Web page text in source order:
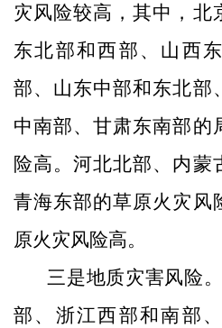
灾风险较高，其中，北
东北部和西部、山西
部、山东中部和东北部
中南部、甘肃东南部的
险高。河北北部、内蒙
青海东部的草原火灾风
原火灾风险高。
三是地质灾害风险
部、浙江西部和南部